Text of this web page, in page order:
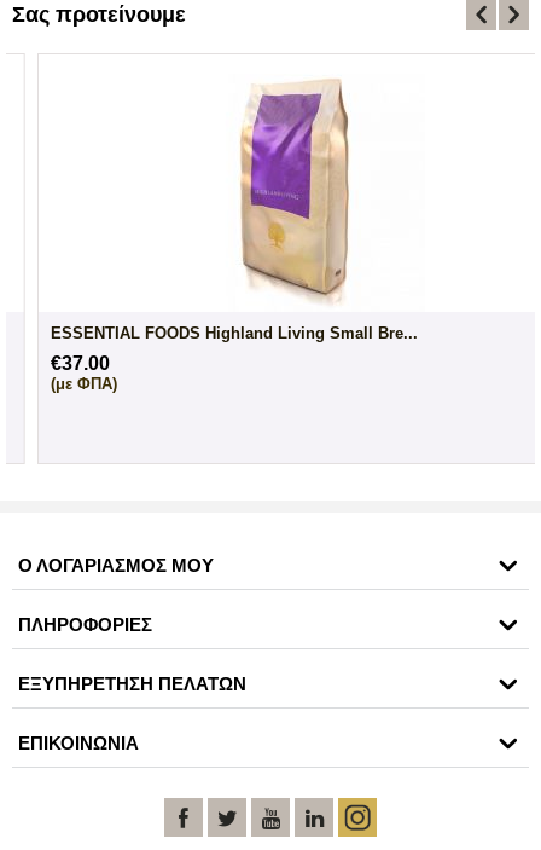
Σας προτείνουμε
ESSENTIAL FOODS Highland Living Small Bre...
37.00
(με ΦΠΑ)
Ο ΛΟΓΑΡΙΑΣΜΟΣ ΜΟΥ
ΠΛΗΡΟΦΟΡΙΕΣ
ΕΞΥΠΗΡΕΤΗΣΗ ΠΕΛΑΤΩΝ
ΕΠΙΚΟΙΝΩΝΙΑ